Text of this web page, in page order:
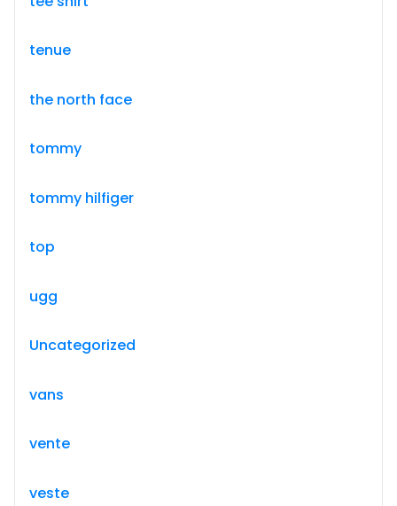
tenue
the north face
tommy
tommy hilfiger
top
ugg
Uncategorized
vans
vente
veste